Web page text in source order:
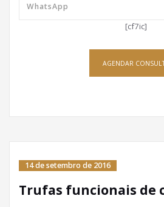
[cf7ic]
AGENDAR
14 de setembro de 2016
Trufas funcionais de